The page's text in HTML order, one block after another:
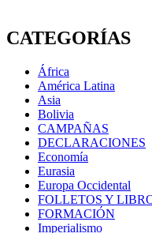
CATEGORÍAS
África
América Latina
Asia
Bolivia
CAMPAÑAS
DECLARACIONES
Economía
Eurasia
Europa Occidental
FOLLETOS Y
FORMACIÓN
Imperialismo